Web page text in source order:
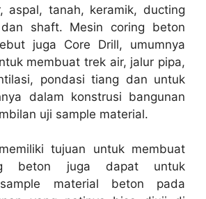
aspal, tanah, keramik, ducting
shaft. Mesin coring beton
juga Core Drill, umumnya
membuat trek air, jalur pipa,
pondasi tiang dan untuk
dalam konstrusi bangunan
uji sample material.
tujuan untuk membuat
beton juga dapat untuk
material beton pada